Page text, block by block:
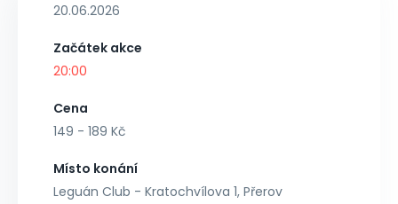
20.06.2026
Začátek akce
20:00
Cena
149 - 189 Kč
Místo konání
Leguán Club - Kratochvílova 1, Přerov